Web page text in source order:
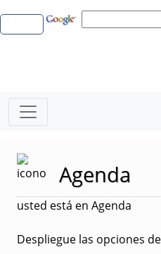
Agenda
usted está en Agenda
Despliegue las opciones